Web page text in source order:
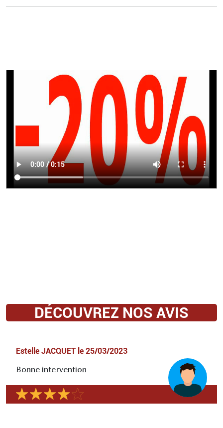
DÉCOUVREZ NOS AVIS
Estelle JACQUET le 25/03/2023
Bonne intervention